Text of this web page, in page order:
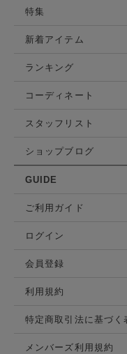
特集
新着アイテム
ランキング
コーディネート
スタッフリスト
ショップブログ
GUIDE
ご利用ガイド
ログイン
会員登録
利用規約
特定商取引法に基づく
メンバーズ利用規約